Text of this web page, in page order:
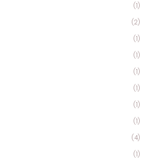
(1)
(2)
(1)
(1)
(1)
(1)
(1)
(1)
(4)
(1)